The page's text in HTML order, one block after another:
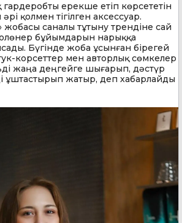
гардеробты ерекше етіп көрсететін
қолмен тігілген аксессуар.
жобасы саналы тұтыну трендіне сай
бұйымдарын нарыққа
Бүгінде жоба ұсынған бірегей
корсеттер мен авторлық сөмкелер
жаңа деңгейге шығарып, дәстүр
ұштастырып жатыр, деп хабарлайды